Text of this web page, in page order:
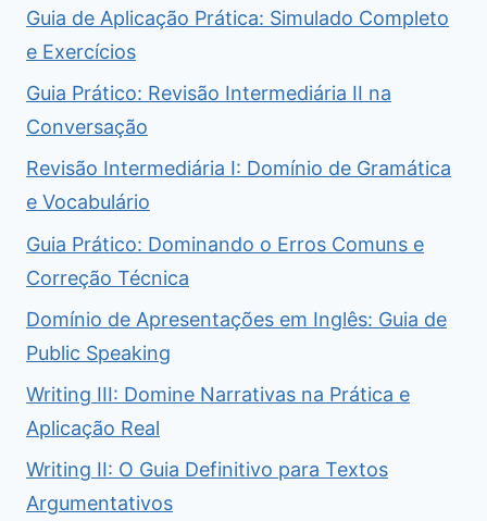
Guia de Aplicação Prática: Simulado Completo
e Exercícios
Guia Prático: Revisão Intermediária II na
Conversação
Revisão Intermediária I: Domínio de Gramática
e Vocabulário
Guia Prático: Dominando o Erros Comuns e
Correção Técnica
Domínio de Apresentações em Inglês: Guia de
Public Speaking
Writing III: Domine Narrativas na Prática e
Aplicação Real
Writing II: O Guia Definitivo para Textos
Argumentativos